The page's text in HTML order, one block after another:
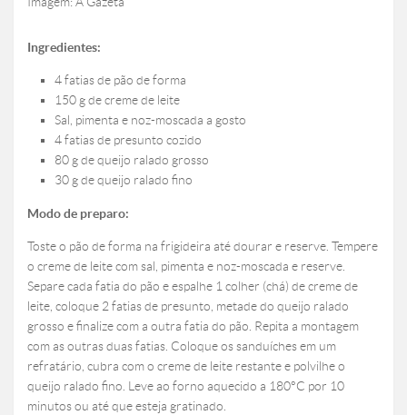
Ingredientes:
4 fatias de pão de forma
150 g de creme de leite
Sal, pimenta e noz-moscada a gosto
4 fatias de presunto cozido
80 g de queijo ralado grosso
30 g de queijo ralado fino
Modo de preparo:
Toste o pão de forma na frigideira até dourar e reserve. Tempere
o creme de leite com sal, pimenta e noz-moscada e reserve.
Separe cada fatia do pão e espalhe 1 colher (chá) de creme de
leite, coloque 2 fatias de presunto, metade do queijo ralado
grosso e finalize com a outra fatia do pão. Repita a montagem
com as outras duas fatias. Coloque os sanduíches em um
refratário, cubra com o creme de leite restante e polvilhe o
queijo ralado fino. Leve ao forno aquecido a 180°C por 10
minutos ou até que esteja gratinado.